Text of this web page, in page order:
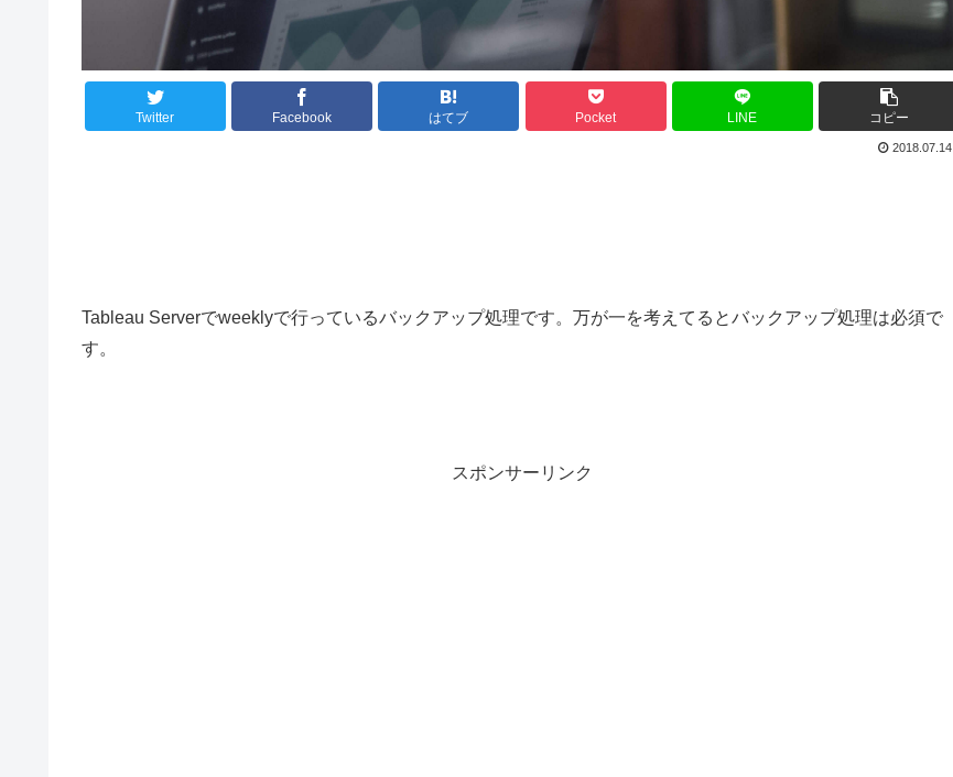
Twitter Facebook はてブ Pocket LINE コピー
2018.07.14
Tableau Serverでweeklyで行っているバックアップ処理です。万が一を考えてるとバックアップ処理は必須で
す。
スポンサーリンク